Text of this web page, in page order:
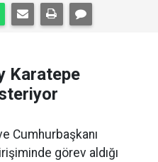
Karatepe
Cumhurbaşkanı
görev aldığı